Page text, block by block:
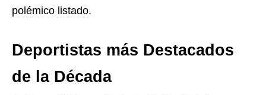
polémico listado.
Deportistas más Destacados
de la Década